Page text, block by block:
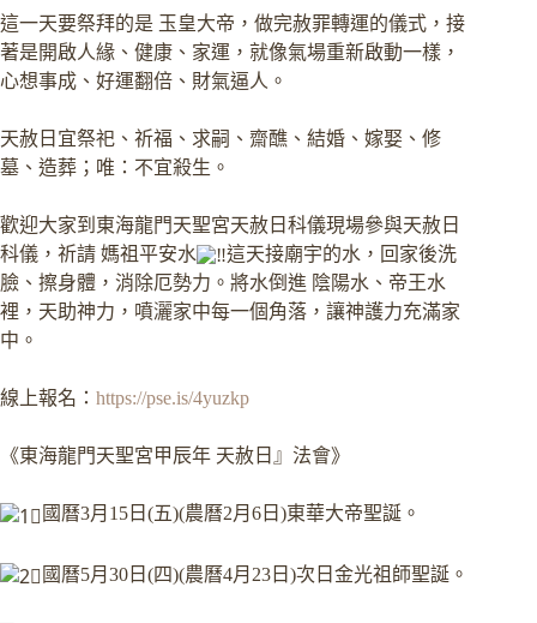
這一天要祭拜的是 玉皇大帝，做完赦罪轉運的儀式，接
著是開啟人緣、健康、家運，就像氣場重新啟動一樣，
心想事成、好運翻倍、財氣逼人。
天赦日宜祭祀、祈福、求嗣、齋醮、結婚、嫁娶、修
墓、造葬；唯：不宜殺生。
歡迎大家到東海龍門天聖宮天赦日科儀現場參與天赦日
科儀，祈請 媽祖平安水
這天接廟宇的水，回家後洗
臉、擦身體，消除厄勢力。將水倒進 陰陽水、帝王水
裡，天助神力，噴灑家中每一個角落，讓神護力充滿家
中。
線上報名： https://pse.is/4yuzkp
《東海龍門天聖宮甲辰年 天赦日』法會》
國曆3月15日(五)(農曆2月6日)東華大帝聖誕。
國曆5月30日(四)(農曆4月23日)次日金光祖師聖誕。